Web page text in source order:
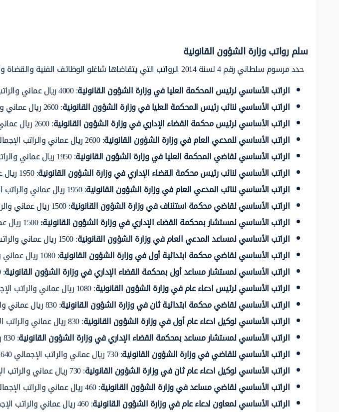
سلم رواتب وزارة الشؤون القانونية
حدد مرسوم سلطاني رقم 4 لسنة 2014 الرواتب التي يتقاضاها شاغلو الوظائف الفنية والقضاة وأعضاء محكمة القضاء الإداري وأعضاء الادعاء العام كما يلي:
الراتب الأساسي لرئيس المحكمة العليا في وزارة الشؤون القانونية: 4000 ريال عماني والراتب الإجمالي 6200 ريال عماني.
الراتب الأساسي لنائب رئيس المحكمة العليا في وزارة الشؤون القانونية: 2600 ريال عماني والراتب الإجمالي 4290 ريال عماني.
الراتب الأساسي لرئيس محكمة القضاء الإداري في وزارة الشؤون القانونية: 2600 ريال عماني والراتب الإجمالي 4290 ريال عماني.
الراتب الأساسي للمدعي العام في وزارة الشؤون القانونية: 2600 ريال عماني والراتب الإجمالي 4290 ريال عماني.
الراتب الأساسي لقاضي المحكمة العليا في وزارة الشؤون القانونية: 1950 ريال عماني والراتب الإجمالي 3215 ريال عماني.
الراتب الأساسي لنائب رئيس محكمة القضاء الإداري في وزارة الشؤون القانونية: 1950 ريال عماني والراتب الإجمالي 3215 ريال عماني.
الراتب الأساسي لنائب المدعي العام في وزارة الشؤون القانونية: 1950 ريال عماني والراتب الإجمالي 3215 ريال عماني.
الراتب الأساسي لقاضي محكمة استئناف في وزارة الشؤون القانونية: 1500 ريال عماني والراتب الإجمالي 2625 ريال عماني.
الراتب الأساسي لمستشار بمحكمة القضاء الإداري في وزارة الشؤون القانونية:1500 ريال عماني والراتب الإجمالي 2625 ريال عماني.
الراتب الأساسي لمساعد المدعي العام في وزارة الشؤون القانونية: 1500 ريال عماني والراتب الإجمالي 2625 ريال عماني.
الراتب الأساسي لقاضي محكمة ابتدائية أول في وزارة الشؤون القانونية: 1080 ريال عماني والراتب الإجمالي 2200 ريال عماني.
الراتب الأساسي لمستشار مساعد أول بمحكمة القضاء الإداري في وزارة الشؤون القانونية: 1080 ريال عماني والراتب الإجمالي 2200 ريال عماني.
الراتب الأساسي لرئيس ادعاء عام في وزارة الشؤون القانونية: 1080 ريال عماني والراتب الإجمالي 2200 ريال عماني.
الراتب الأساسي لقاضي محكمة ابتدائية ثان في وزارة الشؤون القانونية: 830 ريال عماني والراتب الإجمالي 1830 ريال عماني.
الراتب الأساسي لوكيل ادعاء عام أول في وزارة الشؤون القانونية: 830 ريال عماني والراتب الإجمالي 1830 ريال عماني.
الراتب الأساسي لمستشار مساعد بمحكمة القضاء الإداري في وزارة الشؤون القانونية: 830 ريال عماني والراتب الإجمالي 1830 ريال عماني.
الراتب الأساسي للقاضي في وزارة الشؤون القانونية: 730 ريال عماني والراتب الإجمالي 1640 ريال عماني.
الراتب الأساسي لوكيل ادعاء عام ثان في وزارة الشؤون القانونية: 730 ريال عماني والراتب الإجمالي 1640 ريال عماني.
الراتب الأساسي لقاضي مساعد في وزارة الشؤون القانونية: 460 ريال عماني والراتب الإجمالي 990 ريال عماني.
الراتب الأساسي لمعاون ادعاء عام في وزارة الشؤون القانونية: 460 ريال عماني والراتب الإجمالي 990 ريال عماني.